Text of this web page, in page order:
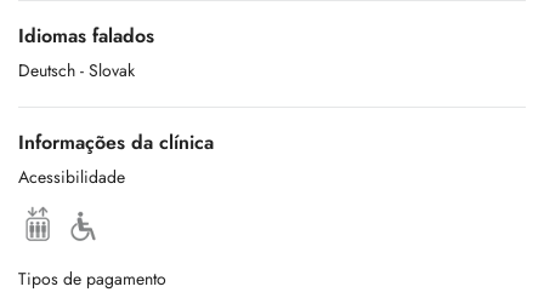
Idiomas falados
Deutsch - Slovak
Informações da clínica
Acessibilidade
Tipos de pagamento